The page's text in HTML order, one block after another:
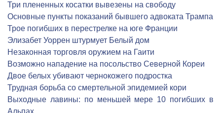
Три плененных косатки вывезены на свободу
Основные пункты показаний бывшего адвоката Трампа
Трое погибших в перестрелке на юге Франции
Элизабет Уоррен штурмует Белый дом
Незаконная торговля оружием на Гаити
Возможно нападение на посольство Северной Кореи
Двое белых убивают чернокожего подростка
Трудная борьба со смертельной эпидемией кори
Выходные лавины: по меньшей мере 10 погибших в
Альпах